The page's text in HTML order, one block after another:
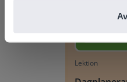
Lektion